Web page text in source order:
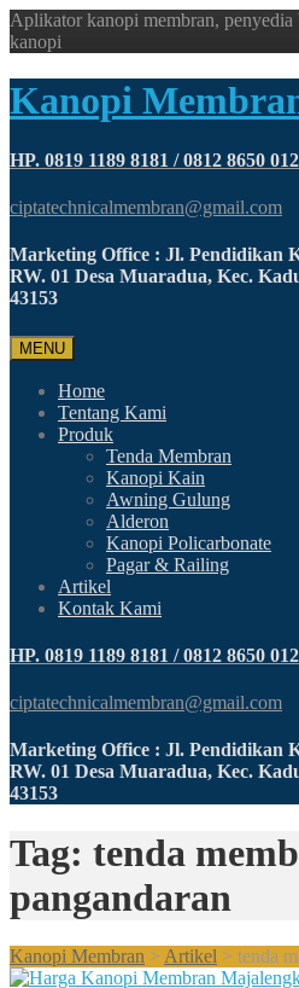
Aplikator kanopi membran, penyedia
kanopi
Kanopi
HP. 0819 1189 8181 / 0812 8650
ciptatechnicalmembran@gmail.com
Marketing Office : Jl. Pendidikan
RW. 01 Desa Muaradua, Kec.
43153
MENU
Home
Tentang Kami
Produk
Tenda Membran
Kanopi Kain
Awning Gulung
Alderon
Kanopi Policarbonate
Pagar & Railing
Artikel
Kontak Kami
HP. 0819 1189 8181 / 0812 8650
ciptatechnicalmembran@gmail.com
Marketing Office : Jl. Pendidikan
RW. 01 Desa Muaradua, Kec.
43153
Tag: tenda
pangandaran
Kanopi Membran > Artikel > tenda